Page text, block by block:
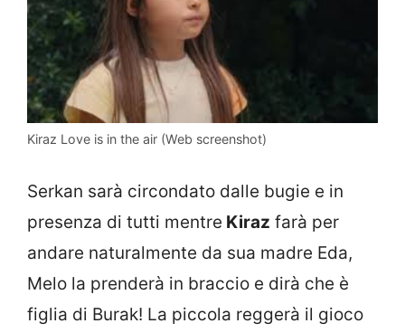
Kiraz Love is in the air (Web screenshot)
Serkan sarà circondato dalle bugie e in
presenza di tutti mentre Kiraz farà per
andare naturalmente da sua madre Eda,
Melo la prenderà in braccio e dirà che è
figlia di Burak! La piccola reggerà il gioco